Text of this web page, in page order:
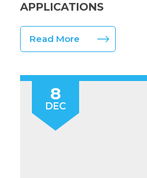
APPLICATIONS
Read More
8
DEC